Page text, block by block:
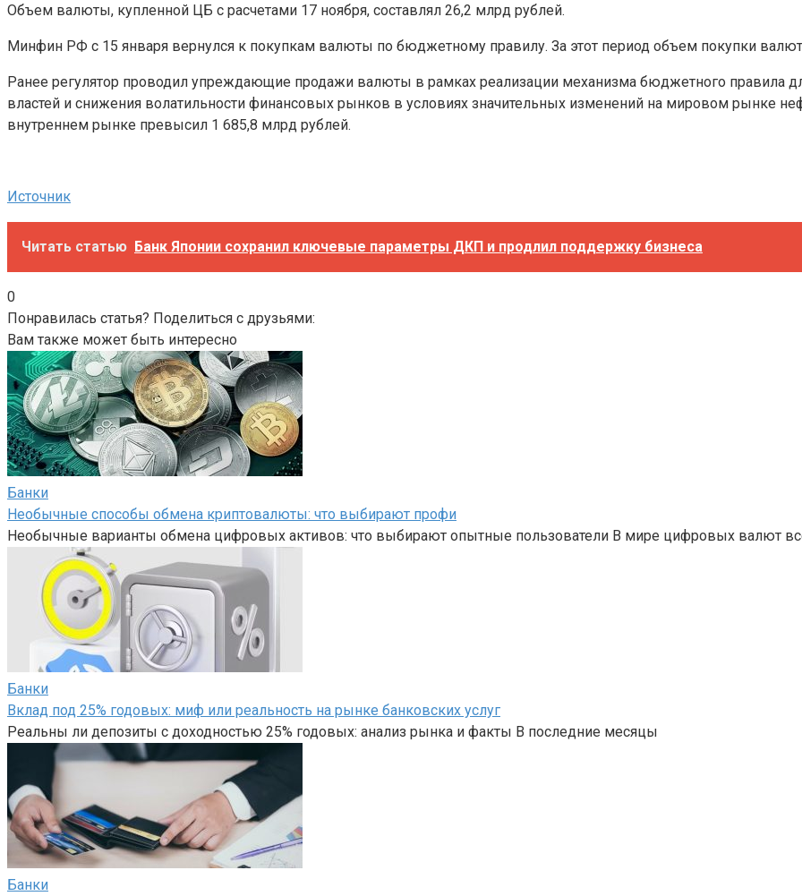
Объем валюты, купленной ЦБ с расчетами 17 ноября, составлял 26,2 млрд рублей.
Минфин РФ с 15 января вернулся к покупкам валюты по бюджетному правилу. За этот период объем покупки
Ранее регулятор проводил упреждающие продажи валюты в рамках реализации механизма бюджетного правила
властей и снижения волатильности финансовых рынков в условиях значительных изменений на мировом рынке
внутреннем рынке превысил 1 685,8 млрд рублей.
Источник
Читать статью Банк Японии сохранил ключевые параметры ДКП и продлил поддержку бизнеса
0
Понравилась статья? Поделиться с друзьями:
Вам также может быть интересно
Банки
Необычные способы обмена криптовалюты: что выбирают профи
Необычные варианты обмена цифровых активов: что выбирают опытные пользователи В мире цифровых валют
Банки
Вклад под 25% годовых: миф или реальность на рынке банковских услуг
Реальны ли депозиты с доходностью 25% годовых: анализ рынка и факты В последние месяцы
Банки